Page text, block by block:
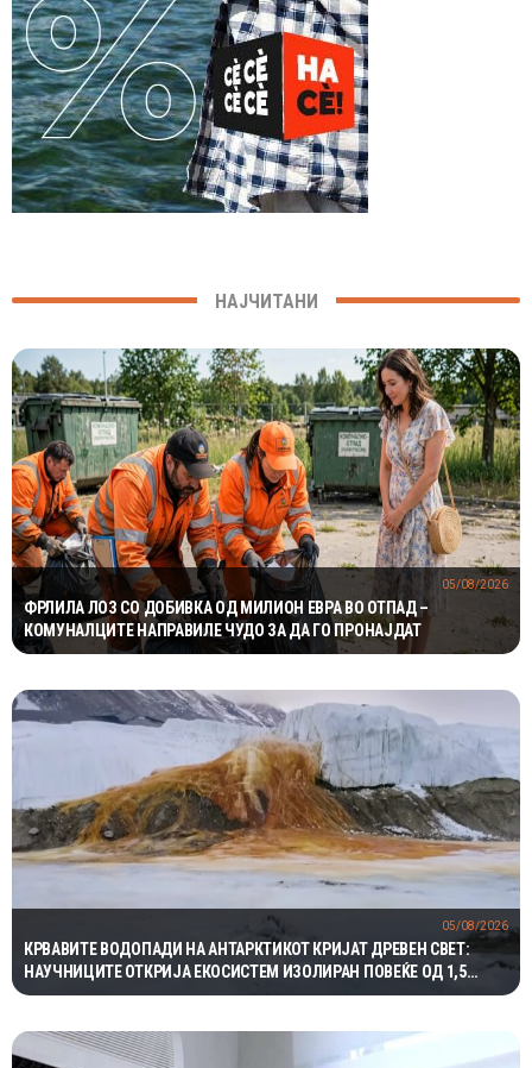
НАЈЧИТАНИ
ФРЛИЛА ЛОЗ СО ДОБИВКА ОД МИЛИОН ЕВРА ВО ОТПАД –
КОМУНАЛЦИТЕ НАПРАВИЛЕ ЧУДО ЗА ДА ГО ПРОНАЈДАТ
05/08/2026
КРВАВИТЕ ВОДОПАДИ НА АНТАРКТИКОТ КРИЈАТ ДРЕВЕН СВЕТ:
НАУЧНИЦИТЕ ОТКРИЈА ЕКОСИСТЕМ ИЗОЛИРАН ПОВЕЌЕ ОД 1,5
МИЛИОНИ ГОДИНИ
05/08/2026